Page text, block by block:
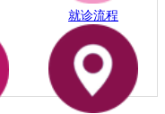
就诊流程